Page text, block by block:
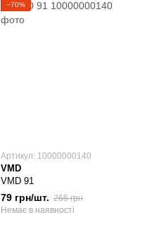
−70%
Артикул: 10000000140
VMD
VMD 91
79 грн/шт. 266 грн
Немає в наявності